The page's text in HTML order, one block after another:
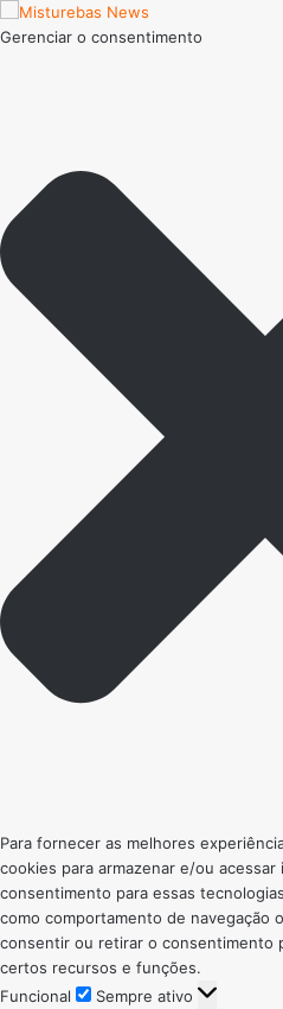
Gerenciar o consentimento
Para fornecer as melhores
cookies para armazenar e/ou
consentimento para essas
como comportamento de navegação
consentir ou retirar o consentimento
certos recursos e funções.
Funcional
Funcional
Sempre ativo